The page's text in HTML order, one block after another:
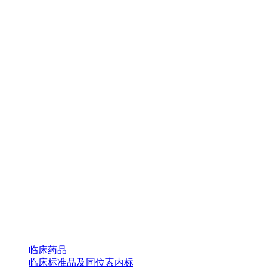
临床药品
临床标准品及同位素内标